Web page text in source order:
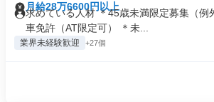
月給28万6600円以上
求めている人材 ＊45歳未満限定募集（例
車免許（AT限定可） ＊未...
業界未経験歓迎 +27個